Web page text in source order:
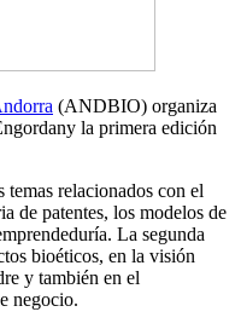
(ANDBIO) organiza
la primera edición
relacionados con el
de patentes, los modelos de
La segunda
bioéticos, en la visión
y también en el
negocio.